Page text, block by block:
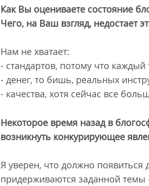
Как Вы оцениваете состояние
Чего, на Ваш взгляд, недостает
Нам не хватает:
- стандартов, потому что
- денег, то бишь, реальных
- качества, хотя сейчас все
Некоторое время назад в
возникнуть конкурирующее
Я уверен, что должно появиться
придерживаются заданной темы